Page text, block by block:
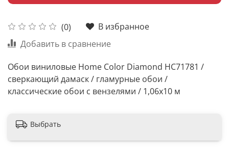
(0)
В избранное
Добавить в сравнение
Обои виниловые Home Color Diamond HC71781 /
сверкающий дамаск / гламурные обои /
классические обои с вензелями / 1,06х10 м
Выбрать